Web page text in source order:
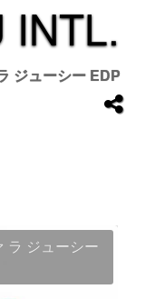
INTL.
ジューシー EDP
ラ ジューシー